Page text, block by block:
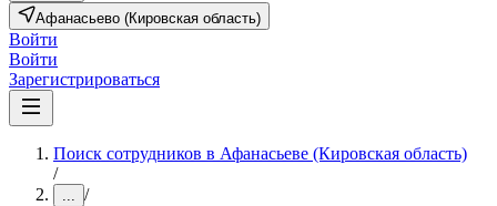
Афанасьево (Кировская область)
Войти
Войти
Зарегистрироваться
Поиск сотрудников в Афанасьеве (Кировская область)
/
... /